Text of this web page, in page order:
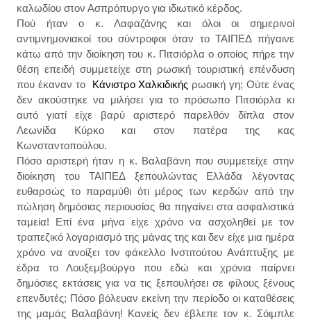
καλωδίου στον Ασπρόπυργο για ιδιωτικό κέρδος.
Πού ήταν ο κ. Λαφαζάνης και όλοι οι σημερινοί
αντιμνημονιακοί του σύντροφοι όταν το ΤΑΙΠΕΔ πήγαινε
κάτω από την διοίκηση του κ. Πιτσιόρλα ο οποίος πήρε την
θέση επειδή συμμετείχε στη ρωσική τουριστική επένδυση
που έκαναν το Κάνιστρο Χαλκιδικής ρωσική γη; Ούτε ένας
δεν ακούστηκε να μιλήσει για το πρόσωπο Πιτσιόρλα κι
αυτό γιατί είχε βαρύ αριστερό παρελθόν δίπλα στον
Λεωνίδα Κύρκο και στον πατέρα της κας
Κωνσταντοπούλου.
Πόσο αριστερή ήταν η κ. Βαλαβάνη που συμμετείχε στην
διοίκηση του ΤΑΙΠΕΔ ξεπουλώντας Ελλάδα λέγοντας
ευθαρσώς το παραμύθι ότι μέρος των κερδών από την
πώληση δημόσιας περιουσίας θα πηγαίνει στα ασφαλιστικά
ταμεία! Επί ένα μήνα είχε χρόνο να ασχοληθεί με τον
τραπεζικό λογαριασμό της μάνας της και δεν είχε μια ημέρα
χρόνο να ανοίξει τον φάκελλο Ινστιτούτου Ανάπτυξης με
έδρα το Λουξεμβούργο που εδώ και χρόνια παίρνει
δημόσιες εκτάσεις για να τις ξεπουλήσει σε φίλους ξένους
επενδυτές; Πόσο βόλευαν εκείνη την περίοδο οι καταθέσεις
της μαμάς Βαλαβάνη! Κανείς δεν έβλεπε τον κ. Σόιμπλε